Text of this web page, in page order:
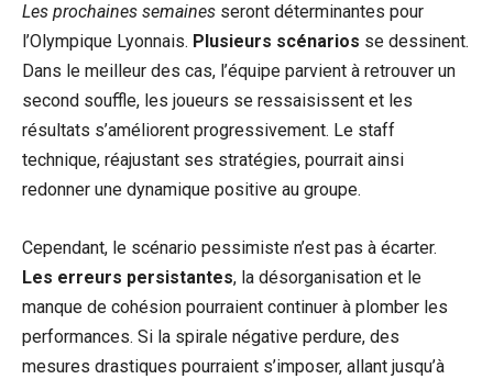
Les prochaines semaines seront déterminantes pour
l’Olympique Lyonnais. Plusieurs scénarios se dessinent.
Dans le meilleur des cas, l’équipe parvient à retrouver un
second souffle, les joueurs se ressaisissent et les
résultats s’améliorent progressivement. Le staff
technique, réajustant ses stratégies, pourrait ainsi
redonner une dynamique positive au groupe.
Cependant, le scénario pessimiste n’est pas à écarter.
Les erreurs persistantes, la désorganisation et le
manque de cohésion pourraient continuer à plomber les
performances. Si la spirale négative perdure, des
mesures drastiques pourraient s’imposer, allant jusqu’à